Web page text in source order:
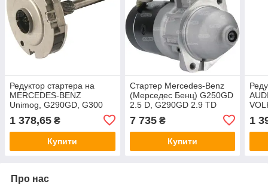
Редуктор стартера на
MERCEDES-BENZ
Unimog, G290GD, G300
3.0, SSANGYONG Rexton,
DAEWOO Korando
1 378,65 ₴
Купити
Стартер Mercedes-Benz
(Мерседес Бенц) G250GD
2.5 D, G290GD 2.9 TD
1987-, 24 В, 2.5 кВт новий
7 735₴
Купити
1
Про нас